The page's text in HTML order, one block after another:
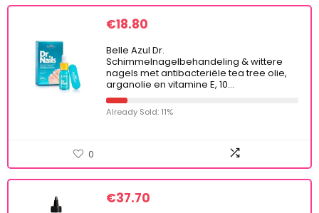
€18.80
Belle Azul Dr.
Schimmelnagelbehandeling & wittere
nagels met antibacteriële tea tree olie,
arganolie en vitamine E, 10…
Already Sold: 11%
0
€37.70